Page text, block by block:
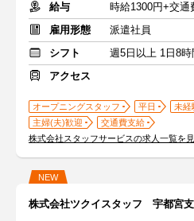
給与
時給1300円+交通
雇用形態
派遣社員
シフト
週5日以上 1日8
アクセス
オープニングスタッフ 平日
未経
主婦(夫)歓迎
交通費支給
株式会社スタッフサービスの求人一覧を
NEW
株式会社ツクイスタッフ 宇都宮支